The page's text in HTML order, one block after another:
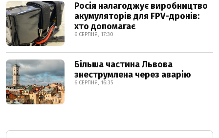
Росія налагоджує виробництво
акумуляторів для FPV-дронів:
хто допомагає
6 СЕРПНЯ, 17:30
Більша частина Львова
знеструмлена через аварію
6 СЕРПНЯ, 16:35